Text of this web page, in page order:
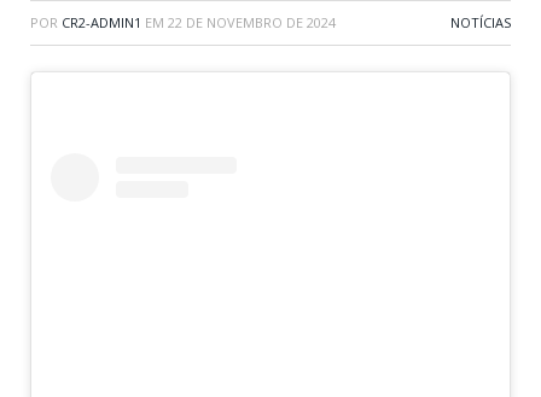
POR CR2-ADMIN1 EM 22 DE NOVEMBRO DE 2024 NOTÍCIAS